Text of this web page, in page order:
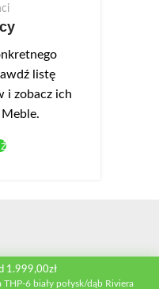
listę
i zobacz ich
1.999,00zł
6 biały połysk/dąb Riviera